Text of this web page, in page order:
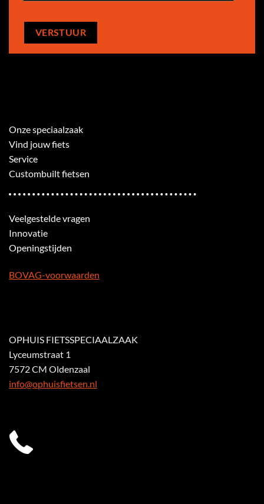
Onze speciaalzaak
Vind jouw fiets
Service
Custombuilt fietsen
Veelgestelde vragen
Innovatie
Openingstijden
BOVAG-voorwaarden
OPHUIS FIETSSPECIAALZAAK
Lyceumstraat 1
7572 CM Oldenzaal
info@ophuisfietsen.nl